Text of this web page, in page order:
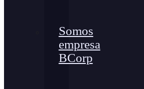
Somos
empresa
BCorp